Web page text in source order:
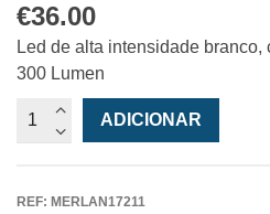
€36.00
Led de alta intensidade branco,
300 Lumen
Quantidade
ADICIONAR
REF: MERLAN17211